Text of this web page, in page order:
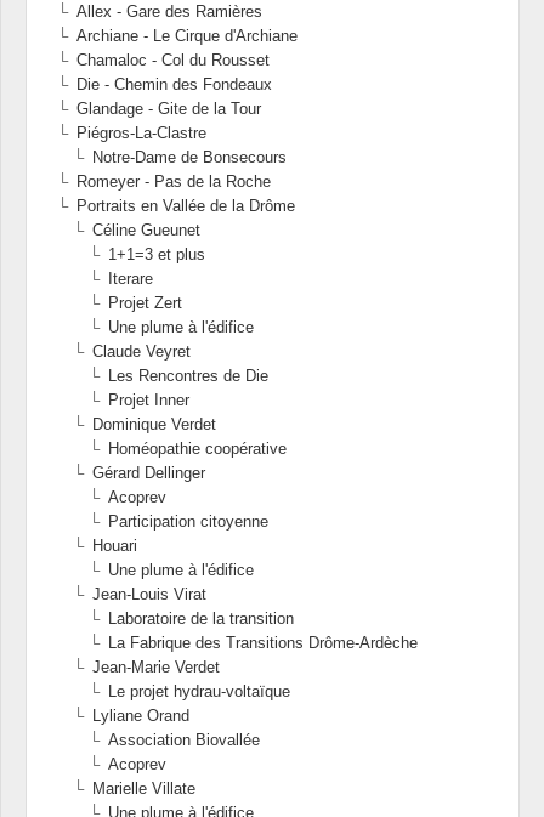
Allex - Gare des Ramières
Archiane - Le Cirque d'Archiane
Chamaloc - Col du Rousset
Die - Chemin des Fondeaux
Glandage - Gite de la Tour
Piégros-La-Clastre
Notre-Dame de Bonsecours
Romeyer - Pas de la Roche
Portraits en Vallée de la Drôme
Céline Gueunet
1+1=3 et plus
Iterare
Projet Zert
Une plume à l'édifice
Claude Veyret
Les Rencontres de Die
Projet Inner
Dominique Verdet
Homéopathie coopérative
Gérard Dellinger
Acoprev
Participation citoyenne
Houari
Une plume à l'édifice
Jean-Louis Virat
Laboratoire de la transition
La Fabrique des Transitions Drôme-Ardèche
Jean-Marie Verdet
Le projet hydrau-voltaïque
Lyliane Orand
Association Biovallée
Acoprev
Marielle Villate
Une plume à l'édifice